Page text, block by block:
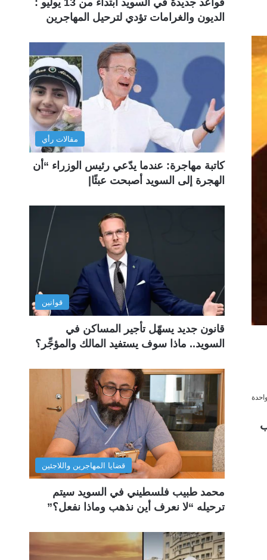
قواعد جديدة في السويد ابتداءً من 13 يوليو :
الديون والغرامات تؤدي لترحيل المهاجرين
مقالات رأي
كاتبة مهاجرة: عندما يدّعي رئيس الوزراء “أن
الهجرة إلى السويد أصبحت عبئًا|
قوانين
قانون جديد يسهّل تأجير المساكن في
السويد.. ماذا سوف يستفيد المالك والمؤجِّر؟
قضايا المهاجرين واللاجئين
محمد طبيب فلسطيني في السويد سيتم
ترحيله “لا نعرف أين نذهب وماذا نفعل؟”